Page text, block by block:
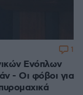
Ενόπλων
- Οι φόβοι για
1